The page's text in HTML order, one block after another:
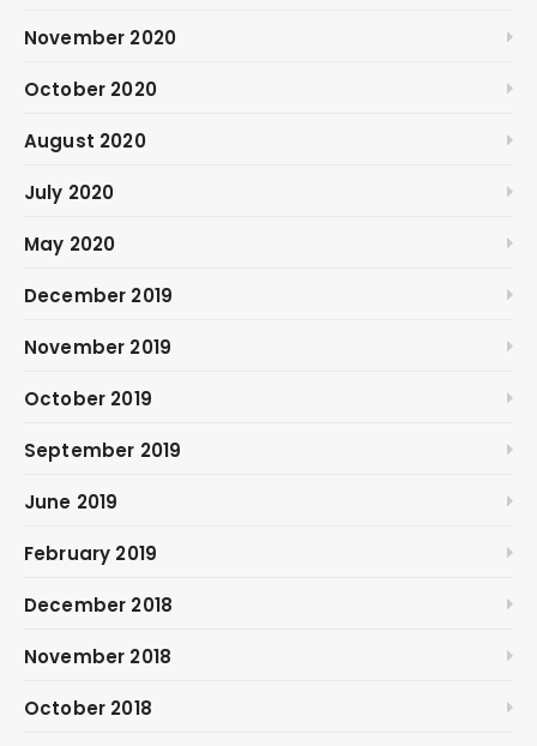
November 2020
October 2020
August 2020
July 2020
May 2020
December 2019
November 2019
October 2019
September 2019
June 2019
February 2019
December 2018
November 2018
October 2018